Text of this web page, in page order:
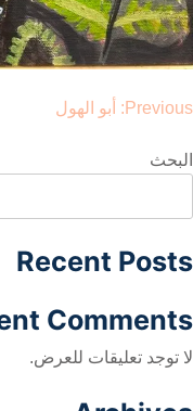
تصفّح
المقالات
Previous: أبو الهول
البحث
Recent Posts
Comments
لا توجد تعليقات للعرض.